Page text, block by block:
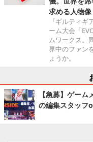
求める人物像
『ギルティ
ーム大会「
ムワークス。
界中のファン
ょうか。
【急募】ゲー
の編集スタッフ